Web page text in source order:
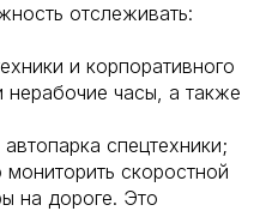
отслеживать:
и корпоративного
нерабочие часы, а также
спецтехники;
скоростной
на дороге. Это